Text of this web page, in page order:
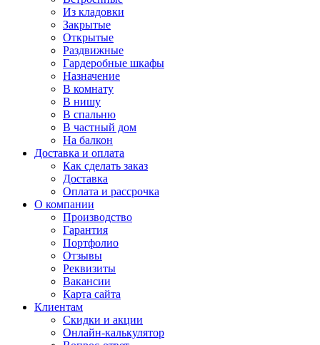
Из кладовки
Закрытые
Открытые
Раздвижные
Гардеробные шкафы
Назначение
В комнату
В нишу
В спальню
В частный дом
На балкон
Доставка и оплата
Как сделать заказ
Доставка
Оплата и рассрочка
О компании
Производство
Гарантия
Портфолио
Отзывы
Реквизиты
Вакансии
Карта сайта
Клиентам
Скидки и акции
Онлайн-калькулятор